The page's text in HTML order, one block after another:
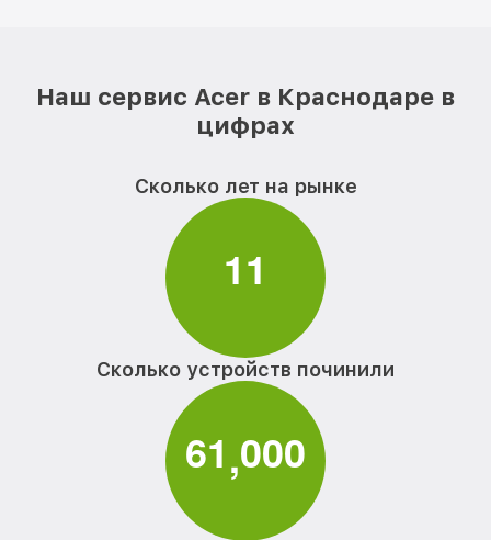
Наш сервис Acer в Краснодаре в
цифрах
Сколько лет на рынке
11
Сколько устройств починили
61,000